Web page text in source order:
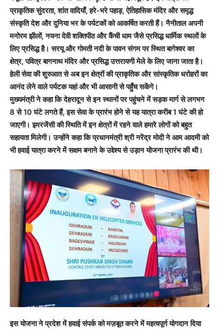
प्राकृतिक सुंदरता, शांत वादियाँ, हरे-भरे पहाड़, ऐतिहासिक मंदिर और समृद्ध
संस्कृति देश और दुनिया भर के पर्यटकों को आकर्षित करती हैं। नैनीताल अपनी
मनोरम झीलों, नयना देवी शक्तिपीठ और कैंची धाम जैसे प्रसिद्ध धार्मिक स्थलों के
लिए प्रसिद्ध है। सरयू और गोमती नदी के पावन संगम पर स्थित बागेश्वर का
क्षेत्र, पवित्र बागनाथ मंदिर और प्रसिद्ध उत्तरायणी मेले के लिए जाना जाता है।
हेली सेवा की शुरुआत से अब इन क्षेत्रों की प्राकृतिक और सांस्कृतिक धरोहरों का
आनंद लेने वाले पर्यटक यहां और भी आसानी से पहुँच सकेंगे।
मुख्यमंत्री ने कहा कि देहरादून से इन स्थानों पर पहुंचने में सड़क मार्ग से लगभग
8 से 10 घंटे लगते हैं, इस सेवा के प्रारंभ होने से यह यात्रा करीब 1 घंटे की हो
जाएगी। इमरजेंसी की स्थिति में इन क्षेत्रों में रहने वाले हमारे लोगों को बहुत
सहायता मिलेगी। उन्होंने कहा कि प्रधानमंत्री श्री नरेंद्र मोदी ने आम आदमी को
भी हवाई यात्रा करने में सक्षम बनाने के उद्देश्य से उड़ान योजना प्रारंभ की थी।
इस योजना ने प्रदेश में हवाई संपर्क को मज़बूत करने में महत्वपूर्ण योगदान दिया